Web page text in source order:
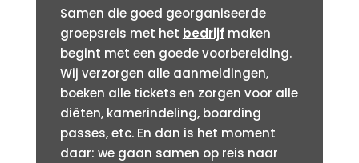
Samen die goed georganiseerde
groepsreis met het bedrijf maken
begint met een goede voorbereiding.
Wij verzorgen alle aanmeldingen,
boeken alle tickets en zorgen voor alle
diëten, kamerindeling, boarding
passes, etc. En dan is het moment
daar: we gaan samen op reis naar